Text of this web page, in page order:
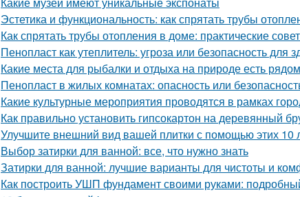
Эстетика и функциональность: как спрятать трубы
Как спрятать трубы отопления в доме: практические
Пенопласт как утеплитель: угроза или безопасность для
Какие места для рыбалки и отдыха на природе есть
Пенопласт в жилых комнатах: опасность или
Какие культурные мероприятия проводятся в рамках
Как правильно установить гипсокартон на деревянный
Улучшите внешний вид вашей плитки с помощью этих 10
Выбор затирки для ванной: все, что нужно знать
Затирки для ванной: лучшие варианты для чистоты и
Как построить УШП фундамент своими руками: